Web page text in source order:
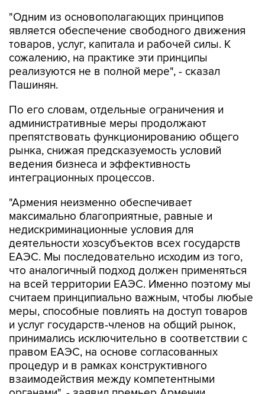
"Одним из основополагающих принципов
является обеспечение свободного движения
товаров, услуг, капитала и рабочей силы. К
сожалению, на практике эти принципы
реализуются не в полной мере", - сказал
Пашинян.
По его словам, отдельные ограничения и
административные меры продолжают
препятствовать функционированию общего
рынка, снижая предсказуемость условий
ведения бизнеса и эффективность
интеграционных процессов.
"Армения неизменно обеспечивает
максимально благоприятные, равные и
недискриминационные условия для
деятельности хозсубъектов всех государств
ЕАЭС. Мы последовательно исходим из того,
что аналогичный подход должен применяться
на всей территории ЕАЭС. Именно поэтому мы
считаем принципиально важным, чтобы любые
меры, способные повлиять на доступ товаров
и услуг государств-членов на общий рынок,
принимались исключительно в соответствии с
правом ЕАЭС, на основе согласованных
процедур и в рамках конструктивного
взаимодействия между компетентными